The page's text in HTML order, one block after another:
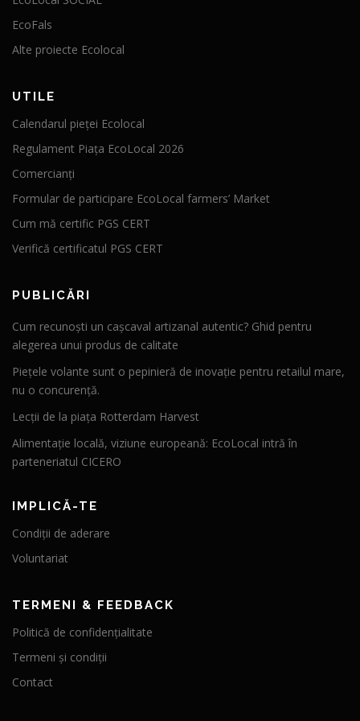
EcoFals
Alte proiecte Ecolocal
UTILE
Calendarul pieței Ecolocal
Regulament Piața EcoLocal 2026
Comercianți
Formular de participare EcoLocal farmers’ Market
Cum mă certific PGS CERT
Verifică certificatul PGS CERT
PUBLICĂRI
Cum recunoști un cașcaval artizanal autentic? Ghid pentru
alegerea unui produs de calitate
Piețele volante sunt o pepinieră de inovație pentru retailul mare,
nu o concurență.
Lecții de la piața Rotterdam Harvest
Alimentație locală, viziune europeană: EcoLocal intră în
parteneriatul CICERO
IMPLICĂ-TE
Condiții de aderare
Voluntariat
TERMENI & FEEDBACK
Politică de confidențialitate
Termeni și condiții
Contact